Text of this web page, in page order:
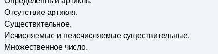
Отсутствие артикля.
Существительное.
Исчисляемые и неисчисляемые существительные.
Множественное число.